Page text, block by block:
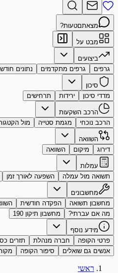
מצאתםטעות?
מבט על
ביצועים
גרפים
גרפים מתקדמים נתונים
סיכון
מדדי סיכון
ירידות תרחישים
הרכב השקעות
הרכב נוכחי
מגמת סטייה מול
השוואה
דירוג
מיקום השוואה
עמלות
תשואה מול עמלה
השפעה לאורך זמן
מחשבונים
מחשבון תשואה
הפקדה חודשית
מה אם עברתי?
מחשבון תיקון 190
מידע נוסף
פרטי הקופה
חברה מנהלת תזרים
אנשים גם שואלים
סיפור הקופה
ראשי